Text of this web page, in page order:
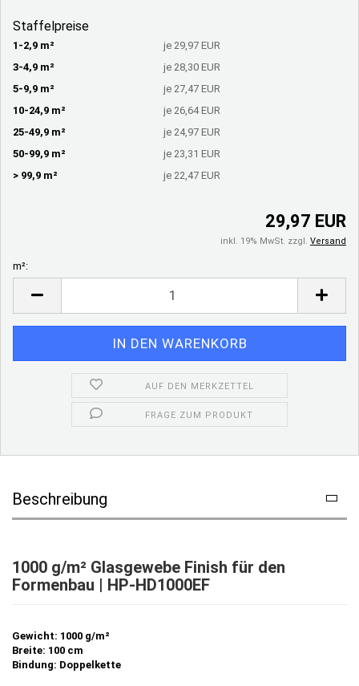
Staffelpreise
1-2,9 m²
je 29,97 EUR
3-4,9 m²
je 28,30 EUR
5-9,9 m²
je 27,47 EUR
10-24,9 m²
je 26,64 EUR
25-49,9 m²
je 24,97 EUR
50-99,9 m²
je 23,31 EUR
> 99,9 m²
je 22,47 EUR
29,97 EUR
inkl. 19% MwSt. zzgl. Versand
m²:
AUF DEN MERKZETTEL
FRAGE ZUM PRODUKT
Beschreibung
1000 g/m² Glasgewebe Finish für den
Formenbau | HP-HD1000EF
Gewicht: 1000 g/m²
Breite: 100 cm
Bindung: Doppelkette